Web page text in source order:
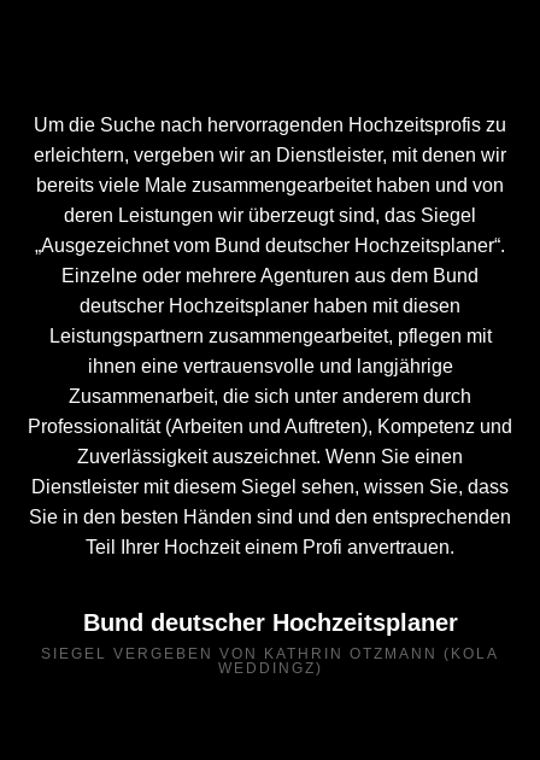
Um die Suche nach hervorragenden Hochzeitsprofis zu
erleichtern, vergeben wir an Dienstleister, mit denen wir
bereits viele Male zusammengearbeitet haben und von
deren Leistungen wir überzeugt sind, das Siegel
„Ausgezeichnet vom Bund deutscher Hochzeitsplaner“.
Einzelne oder mehrere Agenturen aus dem Bund
deutscher Hochzeitsplaner haben mit diesen
Leistungspartnern zusammengearbeitet, pflegen mit
ihnen eine vertrauensvolle und langjährige
Zusammenarbeit, die sich unter anderem durch
Professionalität (Arbeiten und Auftreten), Kompetenz und
Zuverlässigkeit auszeichnet. Wenn Sie einen
Dienstleister mit diesem Siegel sehen, wissen Sie, dass
Sie in den besten Händen sind und den entsprechenden
Teil Ihrer Hochzeit einem Profi anvertrauen.
Bund deutscher Hochzeitsplaner
SIEGEL VERGEBEN VON KATHRIN OTZMANN (KOLA
WEDDINGZ)